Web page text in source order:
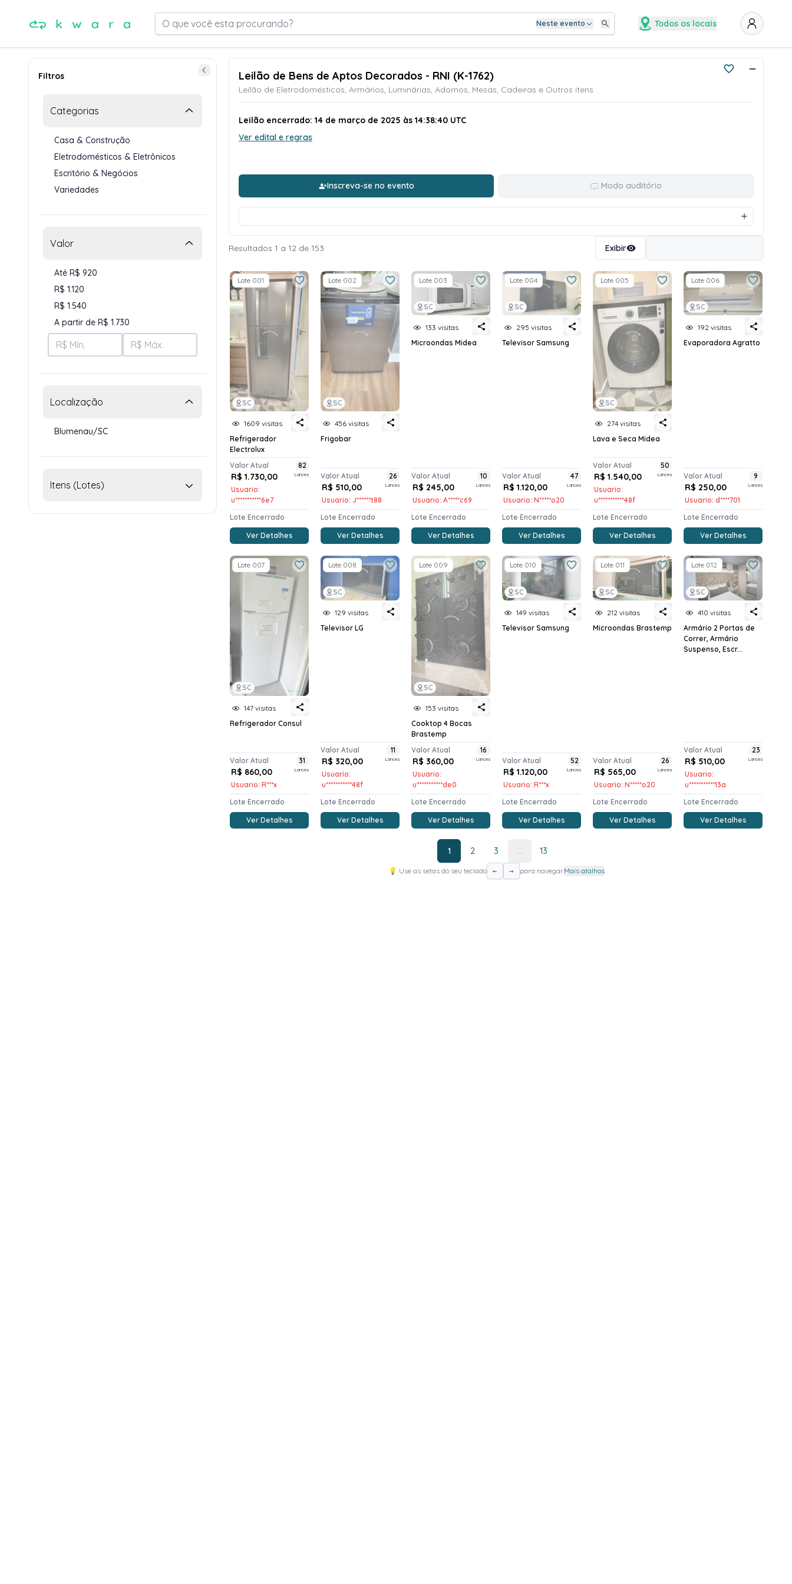
O que você esta procurando? Neste evento Todos os locais
Filtros
Categorias
Casa & Construção
Eletrodomésticos & Eletrônicos
Escritório & Negócios
Variedades
Valor
Até R$ 920
R$ 1.120
R$ 1.540
A partir de R$ 1.730
Localização
Blumenau/SC
Itens (Lotes)
Leilão de Bens de Aptos Decorados - RNI (K-1762)
Leilão de Eletrodomésticos, Armários, Luminárias, Adornos, Mesas, Cadeiras e Outros itens
Leilão encerrado: 14 de março de 2025 às 14:38:40 UTC
Ver edital e regras
Inscreva-se no evento Modo auditório
Resultados 1 a 12 de 153 Exibir
SC
Lote 001
1609 visitas
Refrigerador
Electrolux
Valor Atual
R$ 1.730,00
Usuario:
u***********6e7
82
Lances
Lote Encerrado
Ver Detalhes
SC
Lote 002
456 visitas
Frigobar
Valor Atual
R$ 510,00
Usuario: J******t88
26
Lances
Lote Encerrado
Ver Detalhes
SC
Lote 003
133 visitas
Microondas Midea
Valor Atual
R$ 245,00
Usuario: A*****c69
10
Lances
Lote Encerrado
Ver Detalhes
SC
Lote 004
295 visitas
Televisor Samsung
Valor Atual
R$ 1.120,00
Usuario: N*****o20
47
Lances
Lote Encerrado
Ver Detalhes
SC
Lote 005
274 visitas
Lava e Seca Midea
Valor Atual
R$ 1.540,00
Usuario:
u***********48f
50
Lances
Lote Encerrado
Ver Detalhes
SC
Lote 006
192 visitas
Evaporadora Agratto
Valor Atual
R$ 250,00
Usuario: d****701
9
Lances
Lote Encerrado
Ver Detalhes
SC
Lote 007
147 visitas
Refrigerador Consul
Valor Atual
R$ 860,00
Usuario: R***x
31
Lances
Lote Encerrado
Ver Detalhes
SC
Lote 008
129 visitas
Televisor LG
Valor Atual
R$ 320,00
Usuario:
u***********48f
11
Lances
Lote Encerrado
Ver Detalhes
SC
Lote 009
153 visitas
Cooktop 4 Bocas
Brastemp
Valor Atual
R$ 360,00
Usuario:
u***********de0
16
Lances
Lote Encerrado
Ver Detalhes
SC
Lote 010
149 visitas
Televisor Samsung
Valor Atual
R$ 1.120,00
Usuario: R***x
52
Lances
Lote Encerrado
Ver Detalhes
SC
Lote 011
212 visitas
Microondas Brastemp
Valor Atual
R$ 565,00
Usuario: N*****o20
26
Lances
Lote Encerrado
Ver Detalhes
SC
Lote 012
410 visitas
Armário 2 Portas de
Correr, Armário
Suspenso, Escr...
Valor Atual
R$ 510,00
Usuario:
u***********13a
23
Lances
Lote Encerrado
Ver Detalhes
1 2 3 ... 13
💡 Use as setas do seu teclado ← → para navegar.Mais atalhos